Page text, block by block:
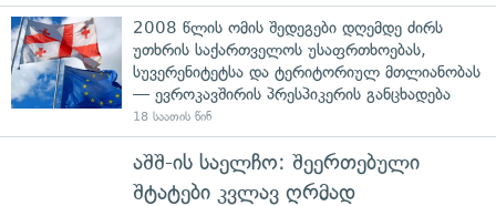
2008 წლის ომის შედეგები დღემდე ძირს
უთხრის საქართველოს უსაფრთხოებას,
სუვერენიტეტსა და ტერიტორიულ მთლიანობას
— ევროკავშირის პრესპიკერის განცხადება
18 საათის წინ
აშშ-ის საელჩო: შეერთებული
შტატები კვლავ ღრმად